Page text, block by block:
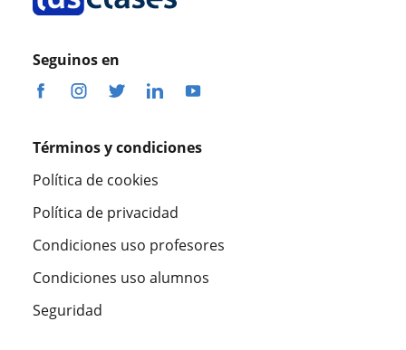
Seguinos en
Términos y condiciones
Política de cookies
Política de privacidad
Condiciones uso profesores
Condiciones uso alumnos
Seguridad